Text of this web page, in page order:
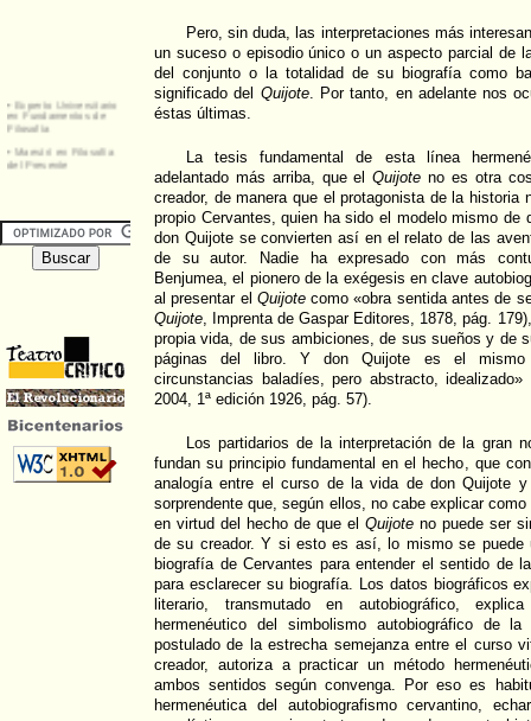
Pero, sin duda, las interpretaciones más
un suceso o episodio único o un aspecto parcial de
del conjunto o la totalidad de su biografía como
significado del Quijote. Por tanto, en adelante nos
éstas últimas.
La tesis fundamental de esta línea
adelantado más arriba, que elQuijote no es otra
creador, de manera que el protagonista de la historia
propio Cervantes, quien ha sido el modelo mismo de
don Quijote se convierten así en el relato de las
de su autor. Nadie ha expresado con más
Benjumea, el pionero de la exégesis en clave
al presentar el Quijotecomo «obra sentida antes de
Quijote, Imprenta de Gaspar Editores, 1878, pág.
propia vida, de sus ambiciones, de sus sueños y de
páginas del libro. Y don Quijote es el mismo
circunstancias baladíes, pero abstracto, idealizado»
2004, 1ª edición 1926, pág. 57).
Los partidarios de la interpretación de la gran
fundan su principio fundamental en el hecho, que
analogía entre el curso de la vida de don Quijote
sorprendente que, según ellos, no cabe explicar
en virtud del hecho de que el Quijote no puede ser
de su creador. Y si esto es así, lo mismo se puede
biografía de Cervantes para entender el sentido de
para esclarecer su biografía. Los datos biográficos
literario, transmutado en autobiográfico,
hermenéutico del simbolismo autobiográfico de
postulado de la estrecha semejanza entre el curso
creador, autoriza a practicar un método
ambos sentidos según convenga. Por eso es
hermenéutica del autobiografismo cervantino,